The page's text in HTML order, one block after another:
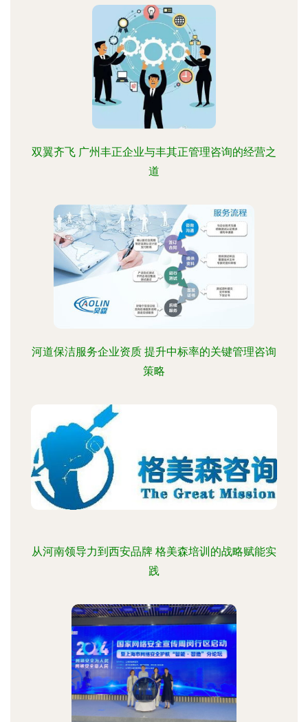
双翼齐飞 广州丰正企业与丰其正管理咨询的经营之
道
河道保洁服务企业资质 提升中标率的关键管理咨询
策略
从河南领导力到西安品牌 格美森培训的战略赋能实
践